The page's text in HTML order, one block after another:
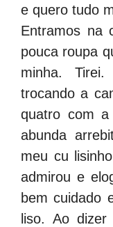
e quero tudo
Entramos na
pouca roupa
minha.
trocando a
quatro com
abunda
meu cu
admirou e
bem cuidado
liso. Ao